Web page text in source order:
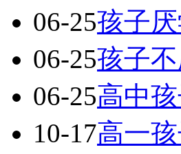
06-25孩子
06-25孩子
06-25高中
10-17高一